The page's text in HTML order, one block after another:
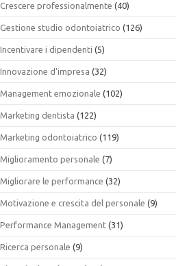
Crescere professionalmente (40)
Gestione studio odontoiatrico (126)
Incentivare i dipendenti (5)
Innovazione d'impresa (32)
Management emozionale (102)
Marketing dentista (122)
Marketing odontoiatrico (119)
Miglioramento personale (7)
Migliorare le performance (32)
Motivazione e crescita del personale (9)
Performance Management (31)
Ricerca personale (9)